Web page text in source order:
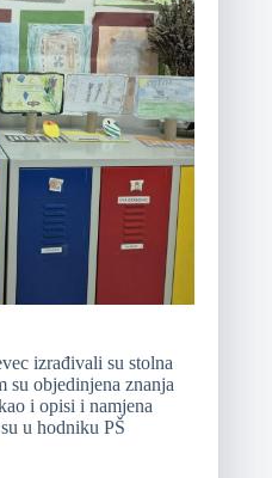
izrađivali su stolna
su objedinjena znanja
i opisi i namjena
u hodniku PŠ